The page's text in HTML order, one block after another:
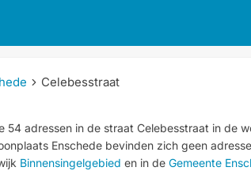
Celebesstraat
adressen in de straat Celebesstraat in de
Enschede bevinden zich geen
Binnensingelgebied en in de Gemeente